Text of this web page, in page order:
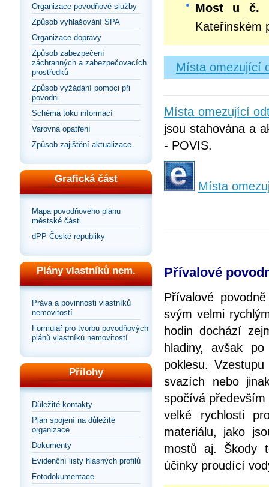
Organizace povodňové služby
Způsob vyhlašování SPA
Organizace dopravy
Způsob zabezpečení
záchranných a zabezpečovacích
prostředků
Způsob vyžádání pomoci při
povodni
Schéma toku informací
Varovná opatření
Způsob zajištění aktualizace
Grafická část
Mapa povodňového plánu
městské části
dPP České republiky
Plány vlastníků nem.
Práva a povinnosti vlastníků
nemovitostí
Formulář pro tvorbu povodňových
plánů vlastníků nemovitostí
Přílohy
Důležité kontakty
Plán spojení na důležité
organizace
Dokumenty
Evidenční listy hlásných profilů
Fotodokumentace
Most u č.
Kateřinském
Místa omezující
Místa omezující
jsou stahována a
- POVIS.
Místa
Přívalové
Přívalové
svým velmi
hodin dochází
hladiny, avšak
poklesu.
svazích nebo
spočívá
velké rychlosti
materiálu, jako
mostů aj. Škody
účinky proudící